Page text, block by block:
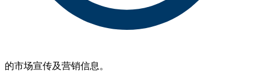
的市场宣传及营销信息。